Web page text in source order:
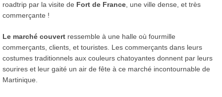
roadtrip par la visite de Fort de France , une ville dense, et très
commerçante !
Le marché couvert ressemble à une halle où fourmille
commerçants, clients, et touristes. Les commerçants dans leurs
costumes traditionnels aux couleurs chatoyantes donnent par leurs
sourires et leur gaité un air de fête à ce marché incontournable de
Martinique.